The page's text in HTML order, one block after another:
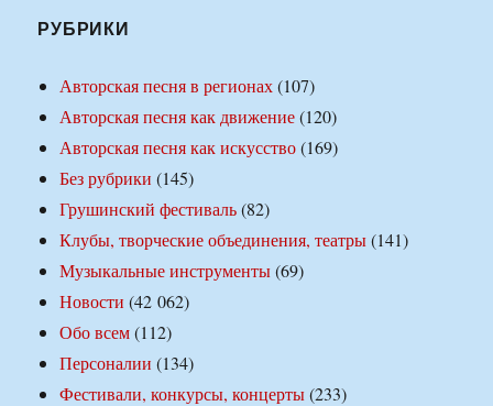
РУБРИКИ
Авторская песня в регионах(107)
Авторская песня как движение(120)
Авторская песня как искусство(169)
Без рубрики (145)
Грушинский фестиваль(82)
Клубы, творческие объединения, театры(141)
Музыкальные инструменты(69)
Новости (42 062)
Обо всем(112)
Персоналии (134)
Фестивали, конкурсы, концерты(233)